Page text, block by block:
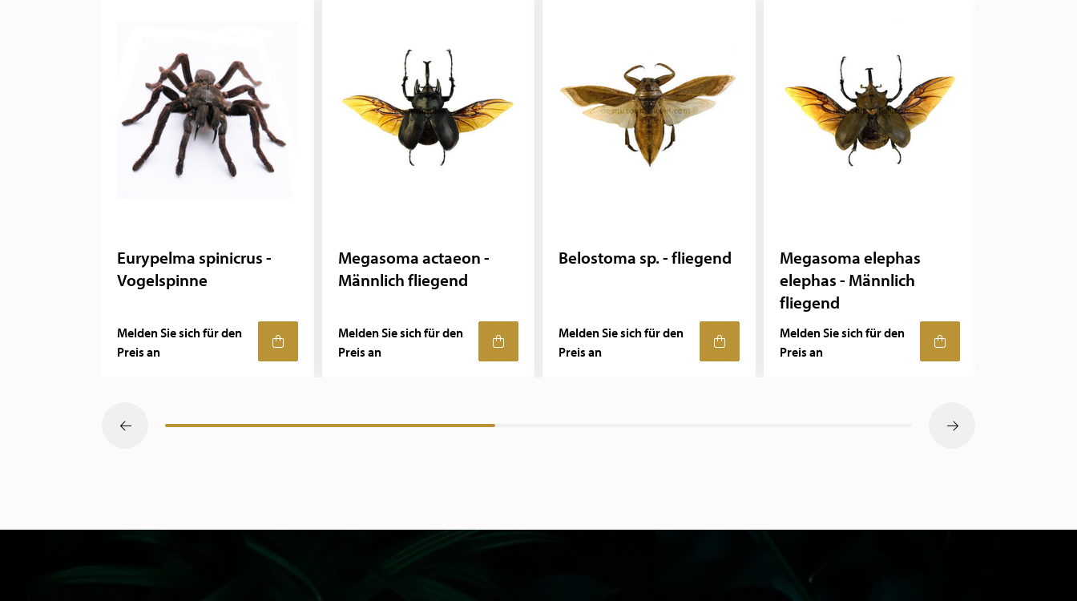
Eurypelma spinicrus -
Vogelspinne
Melden Sie sich für den
Preis an
Megasoma actaeon -
Männlich fliegend
Melden Sie sich für den
Preis an
Belostoma sp. - fliegend
Melden Sie sich für den
Preis an
Megasoma elephas
elephas - Männlich
fliegend
Melden Sie sich für den
Preis an